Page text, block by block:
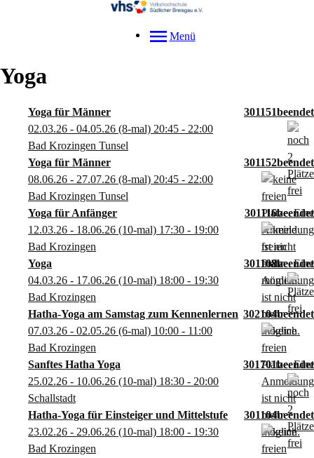
Menü
Yoga
Yoga für Männer
301151
02.03.26 - 04.05.26 (8-mal) 20:45 - 22:00
Bad Krozingen Tunsel
Yoga für Männer
301152
08.06.26 - 27.07.26 (8-mal) 20:45 - 22:00
Bad Krozingen Tunsel
Yoga für Anfänger
301116
12.03.26 - 18.06.26 (10-mal) 17:30 - 19:00
Bad Krozingen
Yoga
301108
04.03.26 - 17.06.26 (10-mal) 18:00 - 19:30
Bad Krozingen
Hatha-Yoga am Samstag zum Kennenlernen 302104
07.03.26 - 02.05.26 (6-mal) 10:00 - 11:00
Bad Krozingen
Sanftes Hatha Yoga
301701
25.02.26 - 10.06.26 (10-mal) 18:30 - 20:00
Schallstadt
Hatha-Yoga für Einsteiger und Mittelstufe
301104
23.02.26 - 29.06.26 (10-mal) 18:00 - 19:30
Bad Krozingen